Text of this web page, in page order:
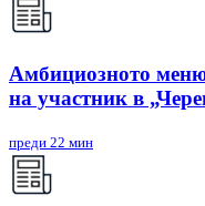
Амбициозното
на участник в
преди 22 мин